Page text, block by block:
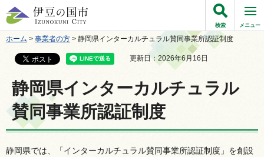
伊豆の国市
検索 メニュー
ホーム > 事業者の方 > 静岡県インターカルチュラル賛同事業所認証制度
更新日：2026年6月16日
静岡県インターカルチュラル
賛同事業所認証制度
静岡県では、「インターカルチュラル賛同事業所認証制度」を創設